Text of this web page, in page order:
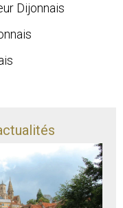
Dijonnais